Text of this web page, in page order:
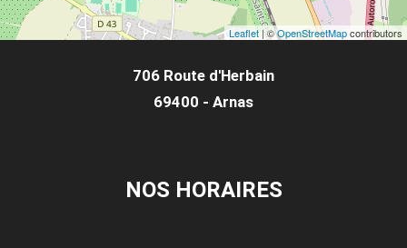
Leaflet | ©OpenStreetMapcontributors
706 Route d'Herbain
69400 - Arnas
NOS HORAIRES